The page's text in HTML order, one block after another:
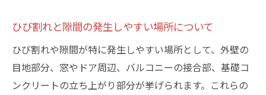
ひび割れと隙間の発生しやすい場所について
ひび割れや隙間が特に発生しやすい場所として、外壁の
目地部分、窓やドア周辺、バルコニーの接合部、基礎コ
ンクリートの立ち上がり部分が挙げられます。これらの